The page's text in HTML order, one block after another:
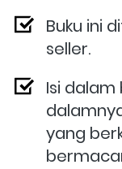
Buku ini
seller.
Isi dalam
yang